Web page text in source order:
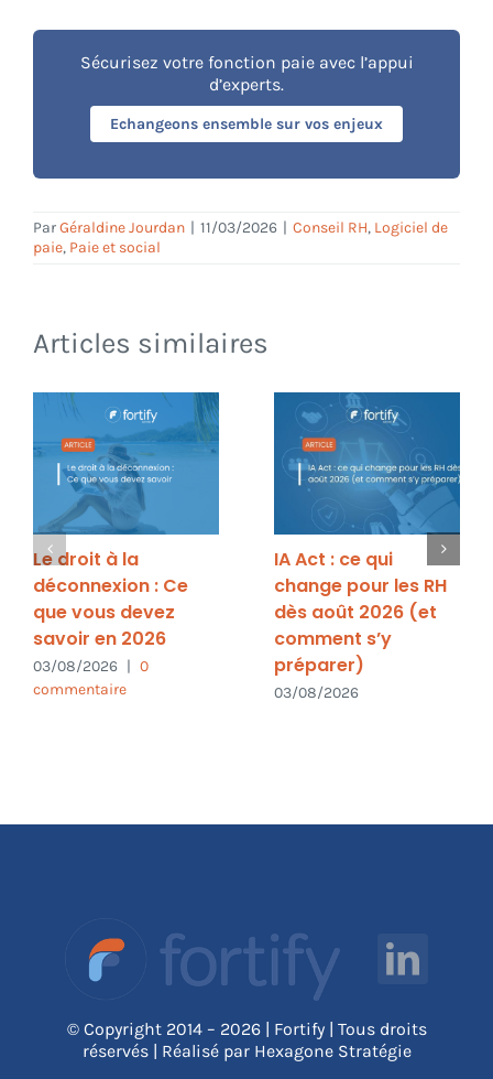
Sécurisez votre fonction paie avec l’appui
d’experts.
Echangeons ensemble sur vos enjeux
ParGéraldine Jourdan | 11/03/2026 | Conseil RH, Logiciel de
paie, Paie et social
Articles similaires
Le droit à la
déconnexion : Ce
que vous devez
savoir en 2026
03/08/2026 | 0
commentaire
IA Act : ce qui
change pour les RH
dès août 2026 (et
comment s’y
préparer)
03/08/2026
© Copyright 2014 – 2026 | Fortify | Tous droits
réservés | Réalisé par Hexagone Stratégie